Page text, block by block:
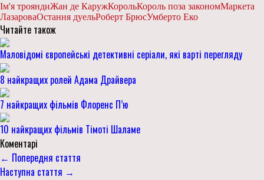
Ім'я трояндиЖан де КаружКорольКороль поза закономМаркета
ЛазароваОстання дуельРоберт БрюсУмберто Еко
Читайте також
Маловідомі європейські детективні серіали, які варті перегляду
8 найкращих ролей Адама Драйвера
7 найкращих фільмів Флоренс П’ю
10 найкращих фільмів Тімоті Шаламе
Коментарі
← Попередня стаття
Наступна стаття →